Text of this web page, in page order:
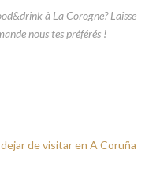
à La Corogne? Laisse
nous tes préférés !
de visitar en A Coruña